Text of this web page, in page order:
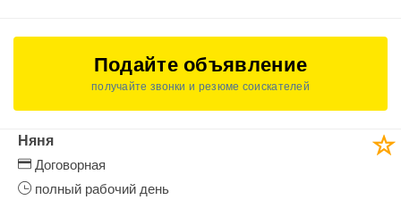
Подайте объявление
получайте звонки и резюме соискателей
Няня
Договорная
полный рабочий день